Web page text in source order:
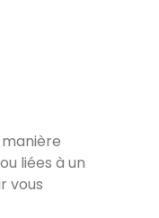
liées à un
vous